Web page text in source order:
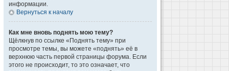
информации.
Вернуться к началу
Как мне вновь поднять мою тему?
Щёлкнув по ссылке «Поднять тему» при
просмотре темы, вы можете «поднять» её в
верхнюю часть первой страницы форума. Если
этого не происходит, то это означает, что